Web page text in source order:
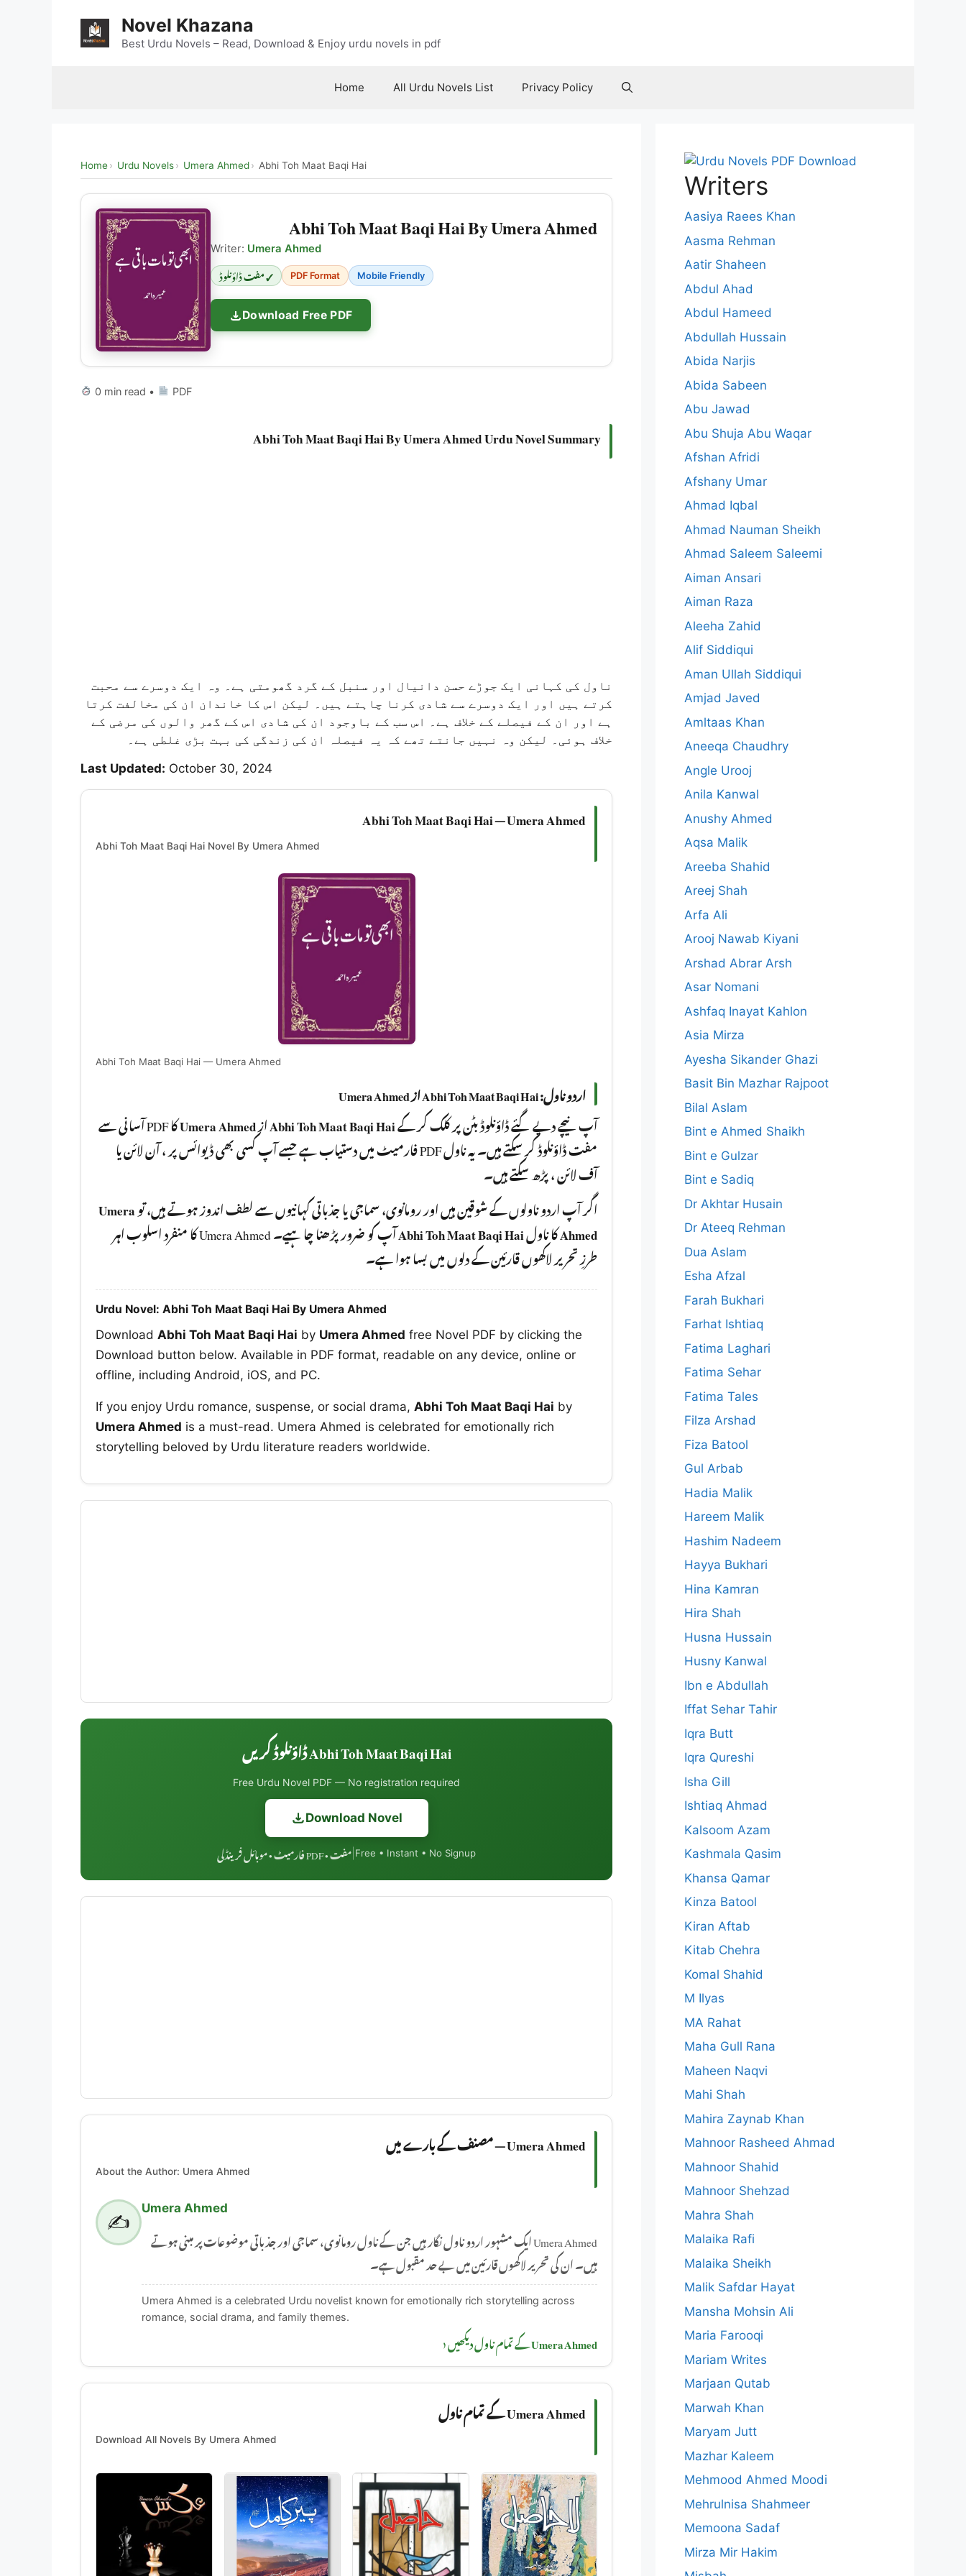
Novel Khazana
Best Urdu Novels – Read, Download & Enjoy urdu novels in pdf
Home All Urdu Novels List Privacy Policy
Home Urdu Novels Umera Ahmed Abhi Toh Maat Baqi Hai
Abhi Toh Maat Baqi Hai By Umera Ahmed
Writer: Umera Ahmed
✓ مفت ڈاؤنلوڈ PDF Format Mobile Friendly
Download Free PDF
0 min read • PDF
Abhi Toh Maat Baqi Hai By Umera Ahmed Urdu Novel Summary
ناول کی کہانی ایک جوڑے حسن دانیال اور سنبل کے گرد گھومتی ہے۔ وہ ایک دوسرے سے محبت
کرتے ہیں اور ایک دوسرے سے شادی کرنا چاہتے ہیں۔ لیکن اس کا خاندان ان کی مخالفت کرتا
ہے اور ان کے فیصلے کے خلاف ہے۔ اس سب کے باوجود ان کی شادی اس کے گھر والوں کی مرضی کے
خلاف ہوئی۔ لیکن وہ نہیں جانتے تھے کہ یہ فیصلہ ان کی زندگی کی بہت بڑی غلطی ہے۔
Last Updated: October 30, 2024
Abhi Toh Maat Baqi Hai — Umera Ahmed
Abhi Toh Maat Baqi Hai Novel By Umera Ahmed
Abhi Toh Maat Baqi Hai — Umera Ahmed
اردو ناول: Abhi Toh Maat Baqi Hai از Umera Ahmed
آپ نیچے دیے گئے ڈاؤنلوڈ بٹن پر کلک کر کےAbhi Toh Maat Baqi HaiازUmera Ahmed
کا PDF آسانی سے
مفت ڈاؤنلوڈ کر سکتے ہیں۔ یہ ناول PDF فارمیٹ میں دستیاب ہے جسے آپ کسی بھی ڈیوائس پر ، آن لائن یا
آف لائن ، پڑھ سکتے ہیں۔
اگر آپ اردو ناولوں کے شوقین ہیں اور رومانوی، سماجی یا جذباتی کہانیوں سے لطف اندوز ہوتے ہیں، توUmera
Ahmedکا ناولAbhi Toh Maat Baqi Hai
آپ کو ضرور پڑھنا چا ہیے۔ Umera Ahmed کا منفرد اسلوب اہر
طرزِ تحریر لاکھوں قارئین کے دلوں میں بسا ہوا ہے۔
Urdu Novel: Abhi Toh Maat Baqi Hai By Umera Ahmed
Download Abhi Toh Maat Baqi Hai by Umera Ahmed free Novel PDF by clicking the
Download button below. Available in PDF format, readable on any device, online or
offline, including Android, iOS, and PC.
If you enjoy Urdu romance, suspense, or social drama, Abhi Toh Maat Baqi Hai by
Umera Ahmed is a must-read. Umera Ahmed is celebrated for emotionally rich
storytelling beloved by Urdu literature readers worldwide.
Abhi Toh Maat Baqi Hai ڈاؤنلوڈ کریں
Free Urdu Novel PDF — No registration required
Download Novel
مفت • PDF فارمیٹ • موبائل فرینڈلی Free • Instant • No Signup
Umera Ahmed — مصنف کے بارے میں
About the Author: Umera Ahmed
✍️
Umera Ahmed
Umera Ahmed ایک مشہور اردو ناول نگار ہیں جن کے ناول رومانوی، سماجی اور جذباتی موضوعات پر مبنی ہوتے
ہیں۔ ان کی تحریر لاکھوں قارئین میں بے حد مقبول ہے۔
Umera Ahmed is a celebrated Urdu novelist known for emotionally rich storytelling across
romance, social drama, and family themes.
Umera Ahmed کے تمام ناول دیکھیں ‹
Umera Ahmed کے تمام ناول
Download All Novels By Umera Ahmed
Writers
Aasiya Raees Khan
Aasma Rehman
Aatir Shaheen
Abdul Ahad
Abdul Hameed
Abdullah Hussain
Abida Narjis
Abida Sabeen
Abu Jawad
Abu Shuja Abu Waqar
Afshan Afridi
Afshany Umar
Ahmad Iqbal
Ahmad Nauman Sheikh
Ahmad Saleem Saleemi
Aiman Ansari
Aiman Raza
Aleeha Zahid
Alif Siddiqui
Aman Ullah Siddiqui
Amjad Javed
Amltaas Khan
Aneeqa Chaudhry
Angle Urooj
Anila Kanwal
Anushy Ahmed
Aqsa Malik
Areeba Shahid
Areej Shah
Arfa Ali
Arooj Nawab Kiyani
Arshad Abrar Arsh
Asar Nomani
Ashfaq Inayat Kahlon
Asia Mirza
Ayesha Sikander Ghazi
Basit Bin Mazhar Rajpoot
Bilal Aslam
Bint e Ahmed Shaikh
Bint e Gulzar
Bint e Sadiq
Dr Akhtar Husain
Dr Ateeq Rehman
Dua Aslam
Esha Afzal
Farah Bukhari
Farhat Ishtiaq
Fatima Laghari
Fatima Sehar
Fatima Tales
Filza Arshad
Fiza Batool
Gul Arbab
Hadia Malik
Hareem Malik
Hashim Nadeem
Hayya Bukhari
Hina Kamran
Hira Shah
Husna Hussain
Husny Kanwal
Ibn e Abdullah
Iffat Sehar Tahir
Iqra Butt
Iqra Qureshi
Isha Gill
Ishtiaq Ahmad
Kalsoom Azam
Kashmala Qasim
Khansa Qamar
Kinza Batool
Kiran Aftab
Kitab Chehra
Komal Shahid
M Ilyas
MA Rahat
Maha Gull Rana
Maheen Naqvi
Mahi Shah
Mahira Zaynab Khan
Mahnoor Rasheed Ahmad
Mahnoor Shahid
Mahnoor Shehzad
Mahra Shah
Malaika Rafi
Malaika Sheikh
Malik Safdar Hayat
Mansha Mohsin Ali
Maria Farooqi
Mariam Writes
Marjaan Qutab
Marwah Khan
Maryam Jutt
Mazhar Kaleem
Mehmood Ahmed Moodi
Mehrulnisa Shahmeer
Memoona Sadaf
Mirza Mir Hakim